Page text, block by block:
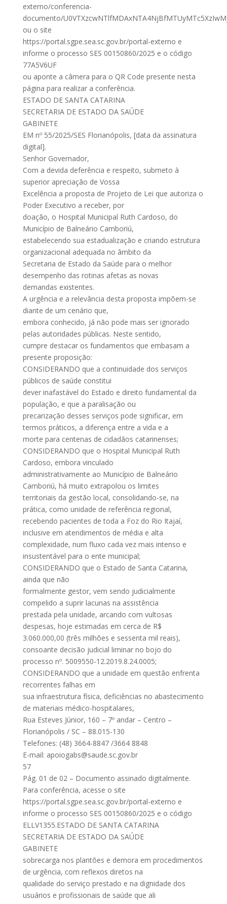
externo/conferencia-
documento/
ou o site
https://portal.sgpe.sea.sc.gov.br/portal-externo e
informe o processo SES 00150860/2025 e o código
77A5V6UF
ou aponte a câmera para o QR Code presente nesta
página para realizar a conferência.
ESTADO DE SANTA CATARINA
SECRETARIA DE ESTADO DA SAÚDE
GABINETE
EM nº 55/2025/SES Florianópolis, [data da assinatura
digital].
Senhor Governador,
Com a devida deferência e respeito, submeto à
superior apreciação de Vossa
Excelência a proposta de Projeto de Lei que autoriza o
Poder Executivo a receber, por
doação, o Hospital Municipal Ruth Cardoso, do
Município de Balneário Camboriú,
estabelecendo sua estadualização e criando estrutura
organizacional adequada no âmbito da
Secretaria de Estado da Saúde para o melhor
desempenho das rotinas afetas as novas
demandas existentes.
A urgência e a relevância desta proposta impõem-se
diante de um cenário que,
embora conhecido, já não pode mais ser ignorado
pelas autoridades públicas. Neste sentido,
cumpre destacar os fundamentos que embasam a
presente proposição:
CONSIDERANDO que a continuidade dos serviços
públicos de saúde constitui
dever inafastável do Estado e direito fundamental da
população, e que a paralisação ou
precarização desses serviços pode significar, em
termos práticos, a diferença entre a vida e a
morte para centenas de cidadãos catarinenses;
CONSIDERANDO que o Hospital Municipal Ruth
Cardoso, embora vinculado
administrativamente ao Município de Balneário
Camboriú, há muito extrapolou os limites
territoriais da gestão local, consolidando-se, na
prática, como unidade de referência regional,
recebendo pacientes de toda a Foz do Rio Itajaí,
inclusive em atendimentos de média e alta
complexidade, num fluxo cada vez mais intenso e
insustentável para o ente municipal;
CONSIDERANDO que o Estado de Santa Catarina,
ainda que não
formalmente gestor, vem sendo judicialmente
compelido a suprir lacunas na assistência
prestada pela unidade, arcando com vultosas
despesas, hoje estimadas em cerca de R$
3.060.000,00 (três milhões e sessenta mil reais),
consoante decisão judicial liminar no bojo do
processo nº. 5009550-12.2019.8.24.0005;
CONSIDERANDO que a unidade em questão enfrenta
recorrentes falhas em
sua infraestrutura física, deficiências no abastecimento
de materiais médico-hospitalares,
Rua Esteves Júnior, 160 – 7º andar – Centro –
Florianópolis / SC – 88.015-130
Telefones: (48) 3664-8847 /3664 8848
E-mail: apoiogabs@saude.sc.gov.br
57
Pág. 01 de 02 – Documento assinado digitalmente.
Para conferência, acesse o site
https://portal.sgpe.sea.sc.gov.br/portal-externo e
informe o processo SES 00150860/2025 e o código
ELLV1355.ESTADO DE SANTA CATARINA
SECRETARIA DE ESTADO DA SAÚDE
GABINETE
sobrecarga nos plantões e demora em procedimentos
de urgência, com reflexos diretos na
qualidade do serviço prestado e na dignidade dos
usuários e profissionais de saúde que ali